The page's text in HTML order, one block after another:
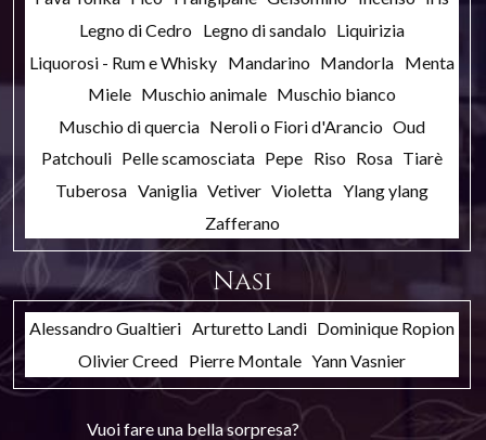
Legno di Cedro Legno di sandalo Liquirizia
Liquorosi - Rum e Whisky Mandarino Mandorla Menta
Miele Muschio animale Muschio bianco
Muschio di quercia Neroli o Fiori d'Arancio Oud
Patchouli Pelle scamosciata Pepe Riso Rosa Tiarè
Tuberosa Vaniglia Vetiver Violetta Ylang ylang
Zafferano
Nasi
Alessandro Gualtieri Arturetto Landi Dominique Ropion
Olivier Creed Pierre Montale Yann Vasnier
Vuoi fare una bella sorpresa?